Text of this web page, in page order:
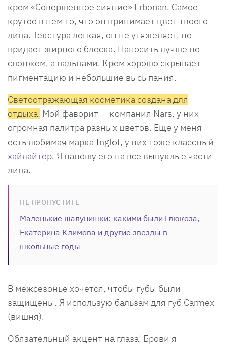
крем «Совершенное сияние» Erborian. Самое
крутое в нем то, что он принимает цвет твоего
лица. Текстура легкая, он не утяжеляет, не
придает жирного блеска. Наносить лучше не
спонжем, а пальцами. Крем хорошо скрывает
пигментацию и небольшие высыпания.
Светоотражающая косметика создана для
отдыха! Мой фаворит — компания Nars, у них
огромная палитра разных цветов. Еще у меня
есть любимая марка Inglot, у них тоже классный
хайлайтер. Я наношу его на все выпуклые части
лица.
НЕ ПРОПУСТИТЕ
Маленькие шалунишки: какими были Глюкоза,
Екатерина Климова и другие звезды в
школьные годы
В межсезонье хочется, чтобы губы были
защищены. Я использую бальзам для губ Carmex
(вишня).
Обязательный акцент на глаза! Брови я